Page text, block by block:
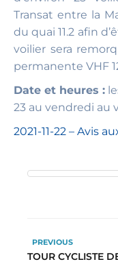
Transat entre la
du quai 11.2 afin
voilier sera
permanente VHF
Date et heures :
23 au vendredi au
2021-11-22 – Avis
PREVIOUS
TOUR CYCLISTE